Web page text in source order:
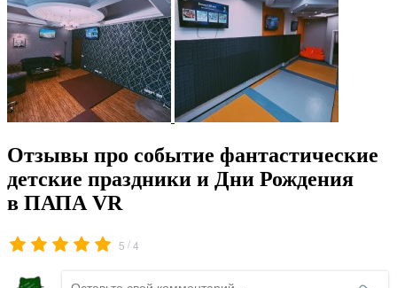
Отзывы про событие фантастические
детские праздники и Дни Рождения
в ПАПА VR
5 /4